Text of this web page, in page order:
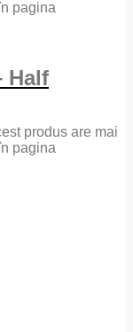
pagina
Half
produs are mai
pagina